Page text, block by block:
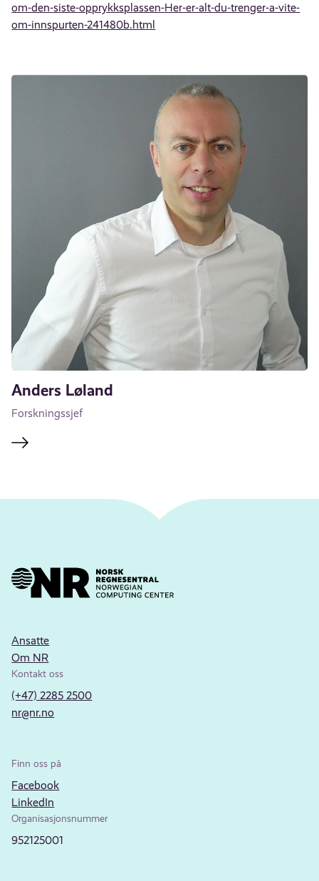
om-den-siste-opprykksplassen-Her-er-alt-du-trenger-a-vite-
om-innspurten-241480b.html
Anders Løland
Forskningssjef
Ansatte
Om NR
Kontakt oss
(+47) 2285 2500
nr@nr.no
Finn oss på
Facebook
LinkedIn
Organisasjonsnummer
952125001